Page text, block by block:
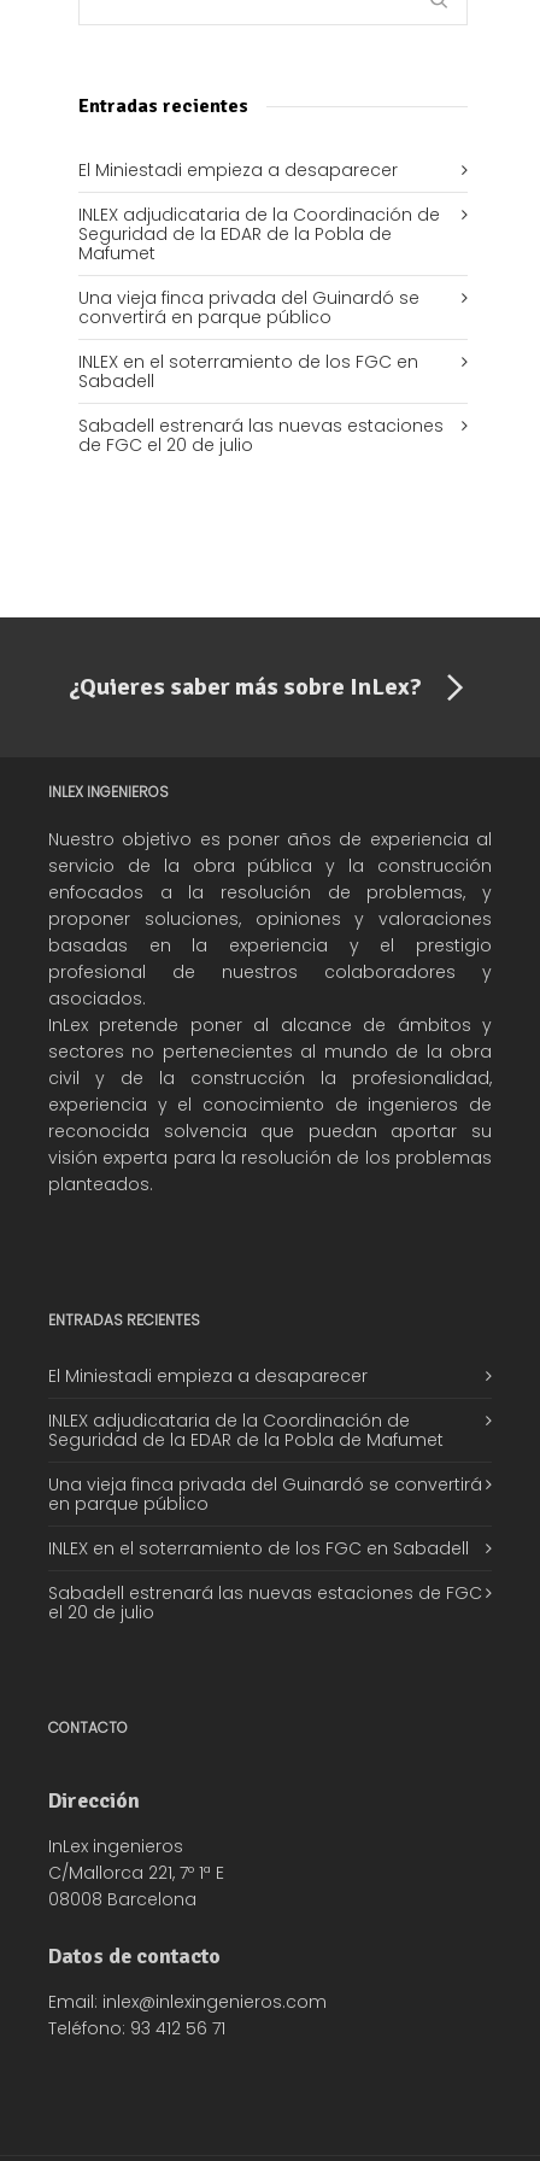
Entradas recientes
El Miniestadi empieza a desaparecer
INLEX adjudicataria de la Coordinación de
Seguridad de la EDAR de la Pobla de
Mafumet
Una vieja finca privada del Guinardó se
convertirá en parque público
INLEX en el soterramiento de los FGC en
Sabadell
Sabadell estrenará las nuevas estaciones
de FGC el 20 de julio
¿Quieres saber más sobre InLex?
INLEX INGENIEROS
Nuestro objetivo es poner años de experiencia al
servicio de la obra pública y la construcción
enfocados a la resolución de problemas, y
proponer soluciones, opiniones y valoraciones
basadas en la experiencia y el prestigio
profesional de nuestros colaboradores y
asociados.
InLex pretende poner al alcance de ámbitos y
sectores no pertenecientes al mundo de la obra
civil y de la construcción la profesionalidad,
experiencia y el conocimiento de ingenieros de
reconocida solvencia que puedan aportar su
visión experta para la resolución de los problemas
planteados.
ENTRADAS RECIENTES
El Miniestadi empieza a desaparecer
INLEX adjudicataria de la Coordinación de
Seguridad de la EDAR de la Pobla de Mafumet
Una vieja finca privada del Guinardó se convertirá
en parque público
INLEX en el soterramiento de los FGC en Sabadell
Sabadell estrenará las nuevas estaciones de FGC
el 20 de julio
CONTACTO
Dirección
InLex ingenieros
C/Mallorca 221, 7º 1ª E
08008 Barcelona
Datos de contacto
Email: inlex@inlexingenieros.com
Teléfono: 93 412 56 71